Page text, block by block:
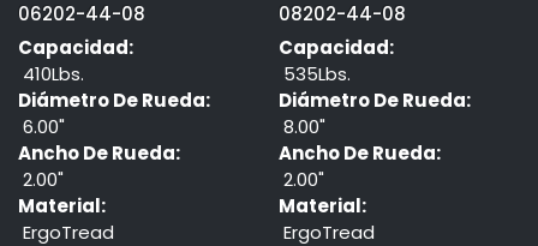
06202-44-08
Capacidad:
410Lbs.
Diámetro De Rueda:
6.00"
Ancho De Rueda:
2.00"
Material:
ErgoTread
08202-44-08
Capacidad:
535Lbs.
Diámetro De Rueda:
8.00"
Ancho De Rueda:
2.00"
Material:
ErgoTread